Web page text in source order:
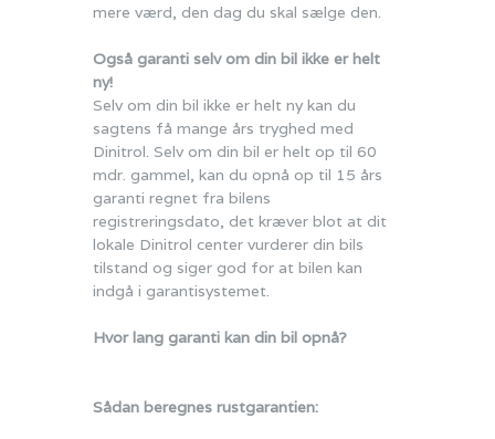
mere værd, den dag du skal sælge den.
Også garanti selv om din bil ikke er helt
ny!
Selv om din bil ikke er helt ny kan du
sagtens få mange års tryghed med
Dinitrol. Selv om din bil er helt op til 60
mdr. gammel, kan du opnå op til 15 års
garanti regnet fra bilens
registreringsdato, det kræver blot at dit
lokale Dinitrol center vurderer din bils
tilstand og siger god for at bilen kan
indgå i garantisystemet.
Hvor lang garanti kan din bil opnå?
Sådan beregnes rustgarantien: